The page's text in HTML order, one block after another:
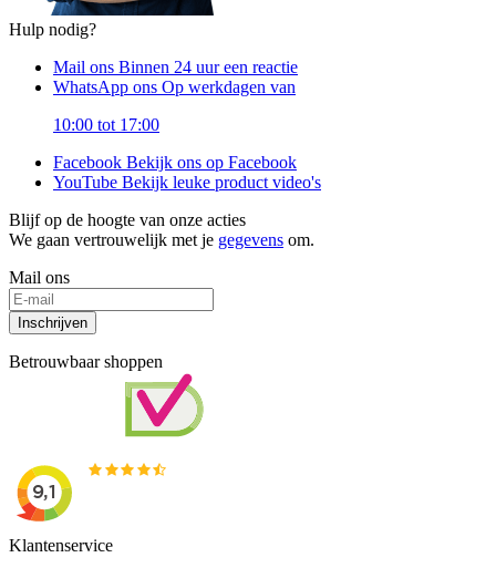
Hulp nodig?
Mail ons Binnen 24 uur een reactie
WhatsApp ons Op werkdagen van
10:00 tot 17:00
Facebook Bekijk ons op Facebook
YouTube Bekijk leuke product video's
Blijf op de hoogte van onze acties
We gaan vertrouwelijk met je gegevens om.
Mail ons
Inschrijven
Betrouwbaar shoppen
Klantenservice